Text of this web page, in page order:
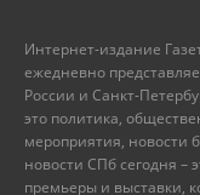
Интернет-издание
ежедневно
России и Санкт-
это политика,
мероприятия, новости
новости СПб сегодня –
премьеры и выставки,